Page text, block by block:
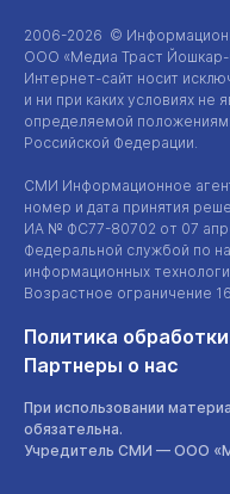
2006-2026 ©
ООО «Медиа Траст
Интернет-сайт носит
и ни при каких условиях не
определяемой
Российской Федерации.
СМИ Информационное
номер и дата принятия
ИА № ФС77-80702 от 07
Федеральной службой по
информационных
Возрастное ограничение
Политика
Партнеры о нас
При использовании
обязательна.
Учредитель СМИ — ООО